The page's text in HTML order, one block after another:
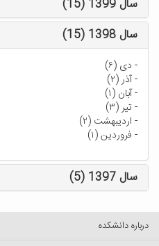
سال 1399 (15)
سال 1398 (15)
- دی (۶)
-آذر (۲)
-آبان (۱)
-تیر (۳)
- اردیبهشت (۲)
- فروردین (۱)
سال 1397 (5)
درباره دانشکده